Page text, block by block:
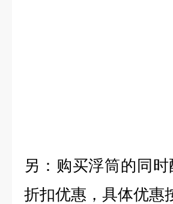
另：购买浮筒的同
折扣优惠，具体优惠